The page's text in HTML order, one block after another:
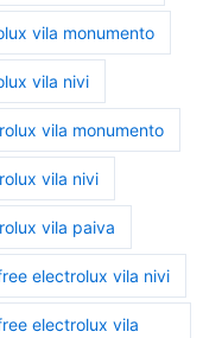
vila monumento
vila nivi
vila monumento
vila nivi
vila paiva
electrolux vila nivi
electrolux vila